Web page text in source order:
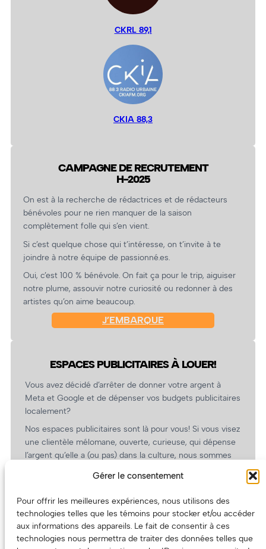
Gérer le consentement
Pour offrir les meilleures expériences, nous utilisons des
technologies telles que les témoins pour stocker et/ou accéder
aux informations des appareils. Le fait de consentir à ces
technologies nous permettra de traiter des données telles que
CKRL 89,1
CKIA 88,3
CAMPAGNE DE RECRUTEMENT
H-2025
On est à la recherche de rédactrices et de rédacteurs
bénévoles pour ne rien manquer de la saison
complètement folle qui s’en vient.
Si c’est quelque chose qui t’intéresse, on t’invite à te
joindre à notre équipe de passionné.es.
Oui, c’est 100 % bénévole. On fait ça pour le trip, aiguiser
notre plume, assouvir notre curiosité ou redonner à des
artistes qu’on aime beaucoup.
J’EMBARQUE
ESPACES PUBLICITAIRES À LOUER!
Vous avez décidé d’arrêter de donner votre argent à
Meta et Google et de dépenser vos budgets publicitaires
localement?
Nos espaces publicitaires sont là pour vous! Si vous visez
une clientèle mélomane, ouverte, curieuse, qui dépense
l’argent qu’elle a (ou pas) dans la culture, nous sommes
revient.
(Oui, on va avoir des tarifs spéciaux pour vous, les
artistes!)